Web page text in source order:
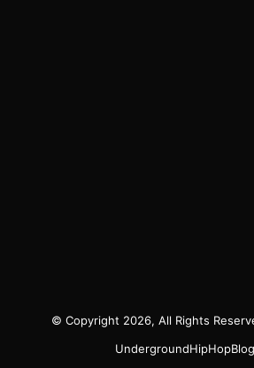
© Copyright 2026, All Rights